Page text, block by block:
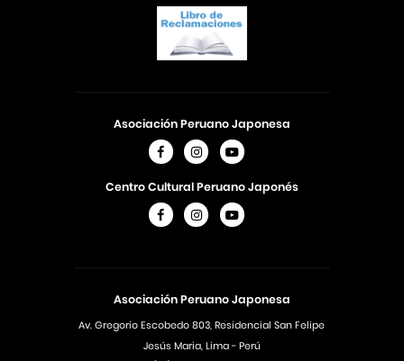
Asociación Peruano Japonesa
Av. Gregorio Escobedo 803, Residencial San Felipe
Jesús Maria, Lima - Perú
Asociación Peruano Japonesa
Centro Cultural Peruano Japonés